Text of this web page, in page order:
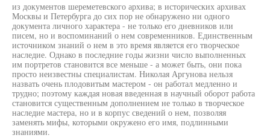
из документов шереметевского архива; в исторических архивах
Москвы и Петербурга до сих пор не обнаружено ни одного
документа личного характера - не только его дневников или
писем, но и воспоминаний о нем современников. Единственным
источником знаний о нем в это время является его творческое
наследие. Однако в последние годы жизни число выполненных
им портретов становится все меньше - а может быть, они пока
просто неизвестны специалистам. Николая Аргунова нельзя
назвать очень плодовитым мастером - он работал медленно и
трудно; поэтому каждая новая введенная в научный оборот работа
становится существенным дополнением не только в творческое
наследие мастера, но и в корпус сведений о нем, позволяя
заменять мифы, которыми окружено его имя, подлинными
знаниями.